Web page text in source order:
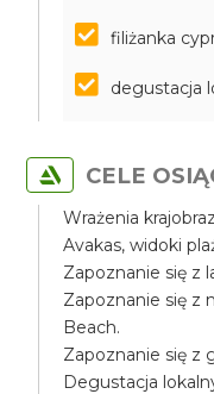
filiżanka
degustacja
CELE
Wrażenia
Avakas, widoki
Zapoznanie się z
Zapoznanie się z
Beach.
Zapoznanie się z
Degustacja